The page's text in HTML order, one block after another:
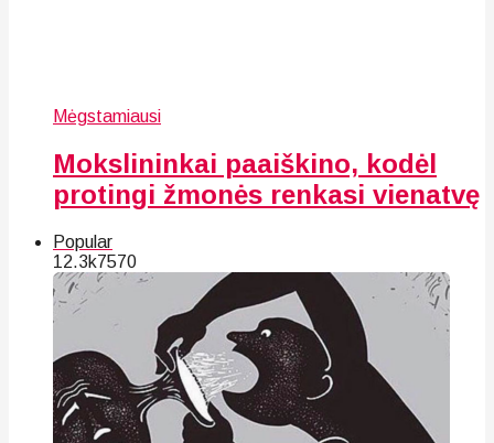
Mėgstamiausi
Mokslininkai paaiškino, kodėl
protingi žmonės renkasi vienatvę
Popular
12.3k7570